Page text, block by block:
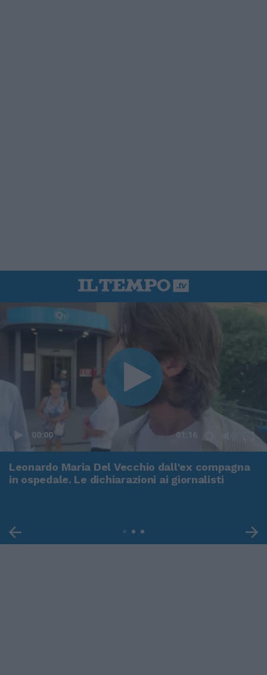
00:00 01:16
Leonardo Maria Del Vecchio dall'ex compagna
in ospedale. Le dichiarazioni ai giornalisti